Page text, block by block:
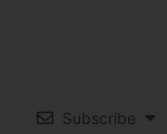
Subscribe